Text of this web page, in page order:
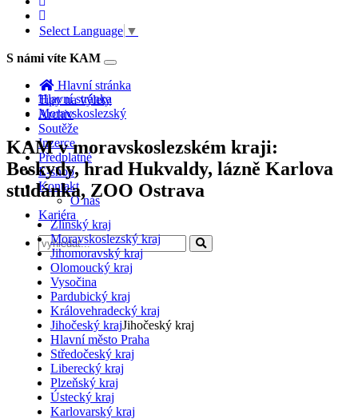
Select Language ▼
S námi víte KAM
Toggle
navigation
Hlavní stránka
Tipy na výlety
Archiv
Soutěže
Inzerce
Předplatné
E-shop
Kontakt
O nás
Kariéra
Hlavní stránka
Moravskoslezský
KAM v moravskoslezském kraji:
Beskydy, hrad Hukvaldy, lázně Karlova
studánka, ZOO Ostrava
Zlínský kraj
Moravskoslezský kraj
Jihomoravský kraj
Olomoucký kraj
Vysočina
Pardubický kraj
Královehradecký kraj
Jihočeský krajJihočeský kraj
Hlavní město Praha
Středočeský kraj
Liberecký kraj
Plzeňský kraj
Ústecký kraj
Karlovarský kraj